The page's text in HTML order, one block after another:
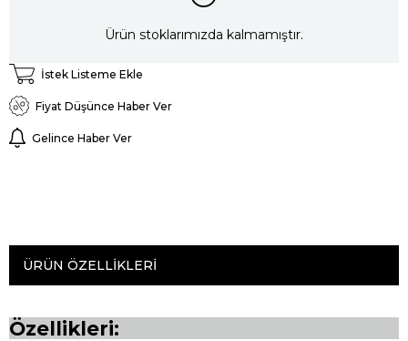
Ürün stoklarımızda kalmamıştır.
İstek Listeme Ekle
Fiyat Düşünce Haber Ver
Gelince Haber Ver
ÜRÜN ÖZELLIKLERI
Özellikleri: